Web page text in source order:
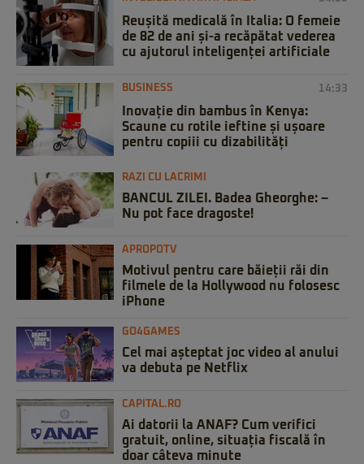
Reușită medicală în Italia: O femeie
de 82 de ani și-a recăpătat vederea
cu ajutorul inteligenței artificiale
BUSINESS 14:33
Inovație din bambus în Kenya:
Scaune cu rotile ieftine și ușoare
pentru copiii cu dizabilități
RAZI CU LACRIMI
BANCUL ZILEI. Badea Gheorghe: –
Nu pot face dragoste!
APROPOTV
Motivul pentru care băieții răi din
filmele de la Hollywood nu folosesc
iPhone
GO4GAMES
Cel mai așteptat joc video al anului
va debuta pe Netflix
CAPITAL.RO
Ai datorii la ANAF? Cum verifici
gratuit, online, situația fiscală în
doar câteva minute